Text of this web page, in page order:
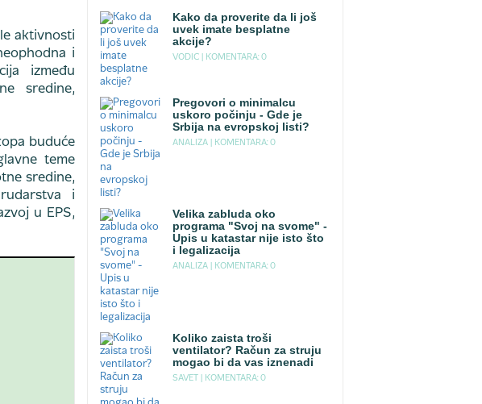
aktivnosti
i
između
sredine,
buduće
teme
sredine,
i
u EPS,
Kako da proverite da li još
uvek imate besplatne
akcije?
VODIC | KOMENTARA: 0
Pregovori o minimalcu
uskoro počinju - Gde je
Srbija na evropskoj listi?
ANALIZA | KOMENTARA: 0
Velika zabluda oko
programa "Svoj na svome" -
Upis u katastar nije isto što
i legalizacija
ANALIZA | KOMENTARA: 0
Koliko zaista troši
ventilator? Račun za struju
mogao bi da vas iznenadi
SAVET | KOMENTARA: 0